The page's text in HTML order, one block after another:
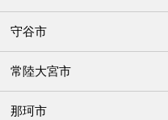
守谷市
常陸大宮市
那珂市